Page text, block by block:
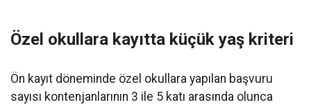
Özel okullara kayıtta küçük yaş kriteri
Ön kayıt döneminde özel okullara yapılan başvuru
sayısı kontenjanlarının 3 ile 5 katı arasında olunca